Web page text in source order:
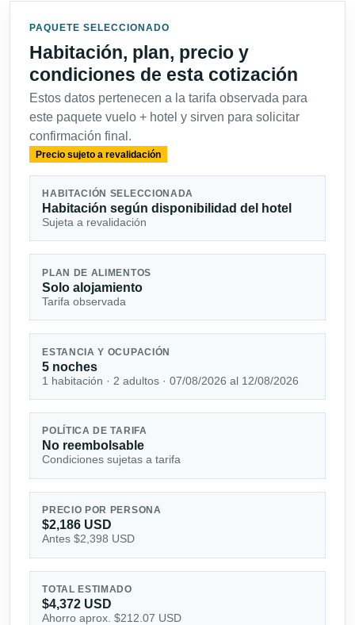
PAQUETE SELECCIONADO
Habitación, plan, precio y
condiciones de esta cotización
Estos datos pertenecen a la tarifa observada para
este paquete vuelo + hotel y sirven para solicitar
confirmación final.
Precio sujeto a revalidación
HABITACIÓN SELECCIONADA
Habitación según disponibilidad del hotel
Sujeta a revalidación
PLAN DE ALIMENTOS
Solo alojamiento
Tarifa observada
ESTANCIA Y OCUPACIÓN
5 noches
1 habitación · 2 adultos · 07/08/2026 al 12/08/2026
POLÍTICA DE TARIFA
No reembolsable
Condiciones sujetas a tarifa
PRECIO POR PERSONA
$2,186 USD
Antes $2,398 USD
TOTAL ESTIMADO
$4,372 USD
Ahorro aprox. $212.07 USD